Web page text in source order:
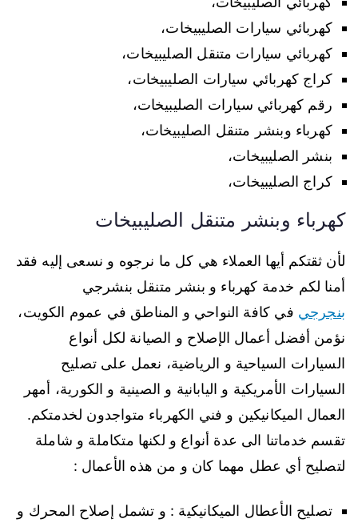
كهربائي سيارات الصليبيخات،
كهربائي سيارات متنقل الصليبيخات،
كراج كهربائي سيارات الصليبيخات،
رقم كهربائي سيارات الصليبيخات،
كهرباء وبنشر متنقل الصليبيخات،
بنشر الصليبيخات،
كراج الصليبيخات،
كهرباء وبنشر متنقل الصليبيخات
لأن ثقتكم أيها العملاء هي كل ما نرجوه و نسعى إليه فقد
أمنا لكم خدمة كهرباء و بنشر متنقل بنشرجي
بنجرجي في كافة النواحي و المناطق في عموم الكويت،
نؤمن أفضل أعمال الإصلاح و الصيانة لكل أنواع
السيارات السياحية و الرياضية، نعمل على تصليح
السيارات الأمريكية و اليابانية و الصينية و الكورية، أمهر
العمال الميكانيكين و فني الكهرباء متواجدون لخدمتكم.
تقسم خدماتنا الى عدة أنواع و لكنها متكاملة و شاملة
لتصليح أي عطل مهما كان و من هذه الأعمال :
تصليح الأعطال الميكانيكية : و تشمل إصلاح المحرك و